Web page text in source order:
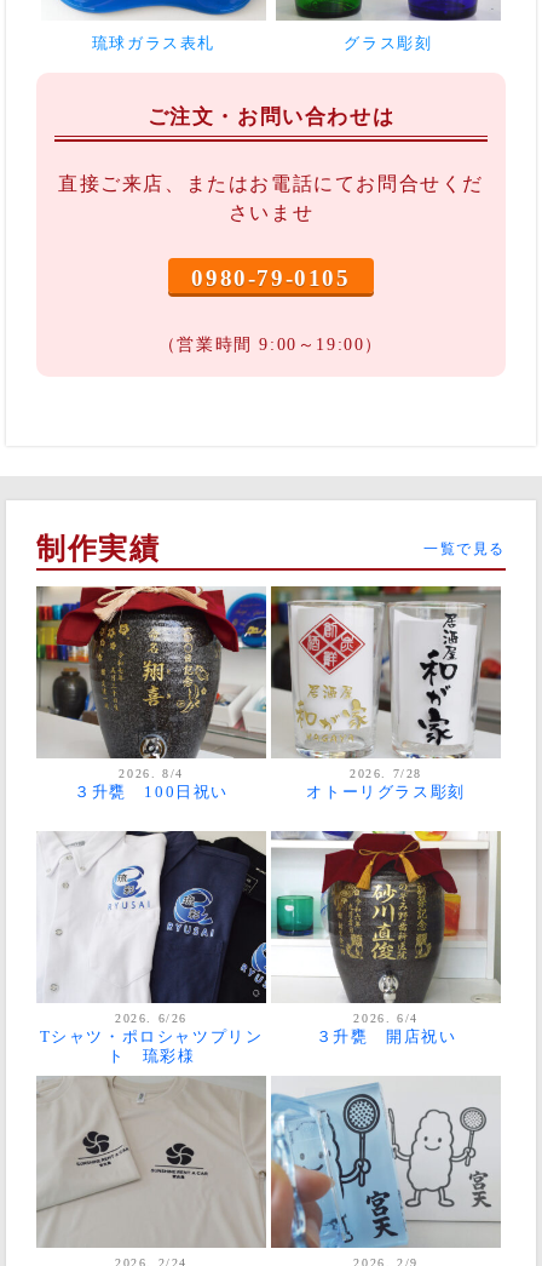
琉球ガラス表札 グラス彫刻
ご注文・お問い合わせは
直接ご来店、またはお電話にてお問合せくだ
さいませ
0980-79-0105
（営業時間 9:00～19:00）
制作実績 一覧で見る
2026. 8/4
３升甕 100日祝い
2026. 7/28
オトーリグラス彫刻
2026. 6/26
Tシャツ・ポロシャツプリン
ト 琉彩様
2026. 6/4
３升甕 開店祝い